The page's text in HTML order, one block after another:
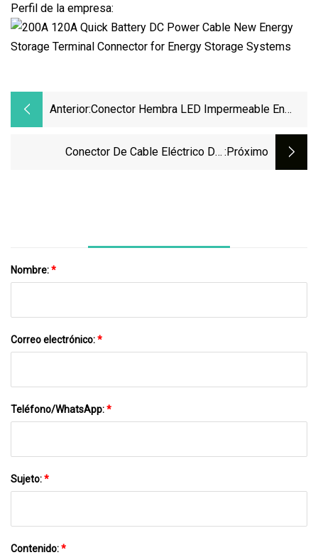
Perfil de la empresa:
Anterior:Conector Hembra LED Impermeable En
Conector De Cable Eléctrico Del :próximo
Nombre:*
Correo electrónico:*
Teléfono/WhatsApp:*
Sujeto:*
Contenido:*